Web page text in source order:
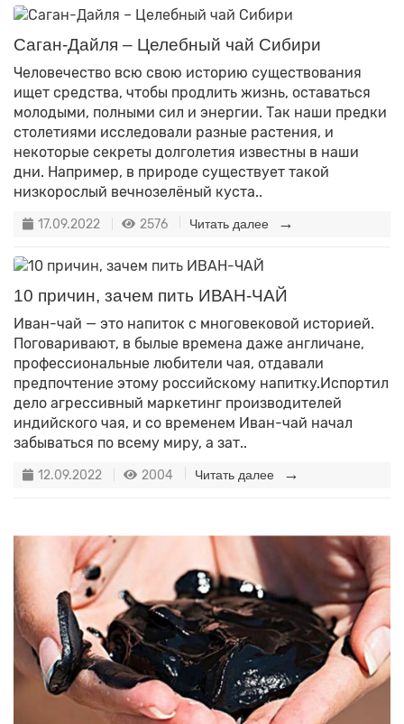
Саган-Дайля – Целебный чай Сибири
Человечество всю свою историю существования
ищет средства, чтобы продлить жизнь, оставаться
молодыми, полными сил и энергии. Так наши предки
столетиями исследовали разные растения, и
некоторые секреты долголетия известны в наши
дни. Например, в природе существует такой
низкорослый вечнозелёный куста..
17.09.2022 2576 Читать далее
10 причин, зачем пить ИВАН-ЧАЙ
Иван-чай — это напиток с многовековой историей.
Поговаривают, в былые времена даже англичане,
профессиональные любители чая, отдавали
предпочтение этому российскому напитку.Испортил
дело агрессивный маркетинг производителей
индийского чая, и со временем Иван-чай начал
забываться по всему миру, а зат..
12.09.2022 2004 Читать далее